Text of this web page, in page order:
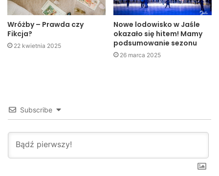
Żmigród – Solgam
Lider – Jafar
e6 – Pektowin
Wróżby – Prawda czy
Fikcja?
22 kwietnia 2025
Nowe lodowisko w Jaśle
okazało się hitem! Mamy
podsumowanie sezonu
26 marca 2025
Subscribe